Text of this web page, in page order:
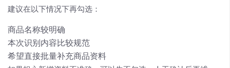
建议在以下情况下再勾选：
商品名称较明确
本次识别内容比较规范
希望直接批量补充商品资料